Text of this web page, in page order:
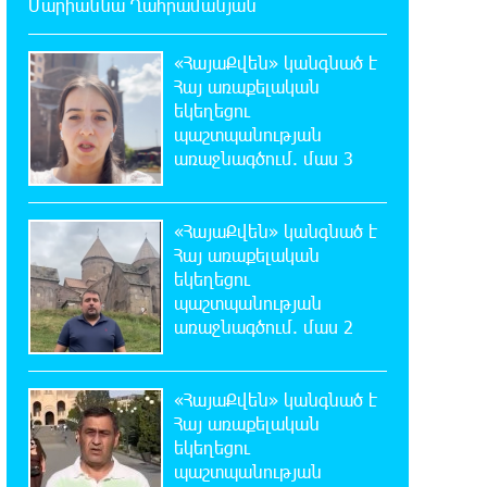
Սիրո, ազատության ու պարտքի
մասին. Մենուա Սողոմոնյան
16:12:38 7-08-2026
Կաթողիկոսի դեմ հարուցվել է
ապօրինի քրեական վարույթ,
պատմության մեջ խայտառակ երևույթ է
15:55:49 7-08-2026
«Ուժեղ Հայաստան»-ը լքեց ԱԺ
դահլիճը՝ Վեհափառի
դատավարությանը մասնակցելու համար
14:48:31 7-08-2026
Տիկի՜ն Ղազարյան, ցույց տվե՜ք
այն էջը, որտեղ գրված է Ուժեղ
Հայաստանի անունը, չեք կարող, որովհետև նման
էջ այդ զեկույցում գոյություն չունի.
Մարիաննա Ղահրամանյան
«ՀայաՔվեն» կանգնած է
Հայ առաքելական
եկեղեցու
պաշտպանության
առաջնագծում. մաս 3
«ՀայաՔվեն» կանգնած է
Հայ առաքելական
եկեղեցու
պաշտպանության
առաջնագծում. մաս 2
«ՀայաՔվեն» կանգնած է
Հայ առաքելական
եկեղեցու
պաշտպանության